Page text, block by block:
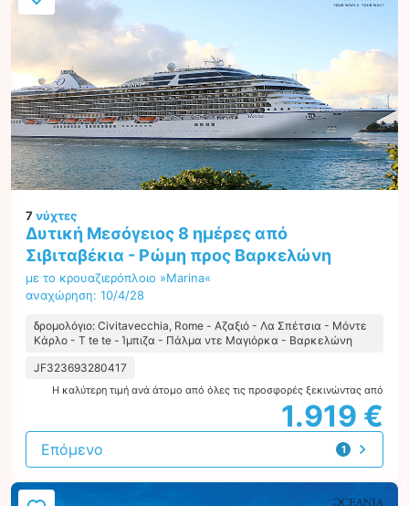
7νύχτες
Δυτική Μεσόγειος 8 ημέρες από
Σιβιταβέκια - Ρώμη προς Βαρκελώνη
με το κρουαζιερόπλοιο »Marina«
αναχώρηση: 10/4/28
δρομολόγιο: Civitavecchia, Rome - Αζαξιό - Λα Σπέτσια - Μόντε
Κάρλο - Τ te te - Ίμπιζα - Πάλμα ντε Μαγιόρκα - Βαρκελώνη
JF323693280417
Η καλύτερη τιμή ανά άτομο από όλες τις προσφορές ξεκινώντας από
1.919 €
1
προσφορά
Επόμενο